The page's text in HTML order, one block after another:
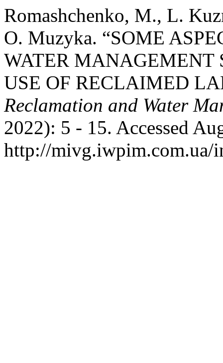
Romashchenko, M., L.
O. Muzyka. “SOME
WATER MANAGEMENT
USE OF RECLAIMED
Reclamation and Water
2022): 5 - 15. Accessed
http://mivg.iwpim.com.ua/